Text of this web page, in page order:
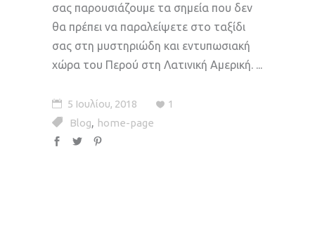
σας παρουσιάζουμε τα σημεία που δεν
θα πρέπει να παραλείψετε στο ταξίδι
σας στη μυστηριώδη και εντυπωσιακή
χώρα του Περού στη Λατινική Αμερική.
5 Ιουλίου, 2018
1
Blog
home-page